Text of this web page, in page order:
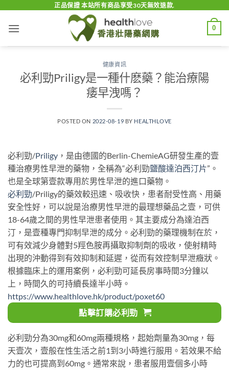
content
正品保證 本站所有商品享受30天無效退款.
0
健康資訊
必利勁Priligy是一種什麽藥？能治療陽
痿早洩嗎？
POSTED ON 2022-08-19 BY HEALTHLOVE
必利勁/Priligy ，是由德國的Berlin-ChemieAG研發生產的壹
種治療男性早泄的藥物，全稱為“必利勁鹽酸達泊西汀片”。
也是全球第壹款專用於男性早泄的進口藥物。
必利勁/Priligy的藥效較迅速、吸收快，患者耐受性高、用藥
安全性好，可以說是治療男性早泄的最理想藥品之壹，可供
18-64歲之間的男性早泄患者使用。其主要成分為達泊西
汀，是壹種專門抑制早泄的成分。必利勁的藥理機制在於，
可有效減少身體對5羥色胺再攝取抑制劑的吸收，使射精時
出現的沖動得到有效抑制和延遲，從而有效控制早泄癥狀。
根據臨床上的運用案例，必利勁可延長房事時間3分鐘以
上，時間久的可持續長達半小時。
https://www.healthlove.hk/product/poxet60
點擊訂購必利勁
必利勁分為30mg和60mg兩種規格，起始劑量為30mg，每
天壹次，壹般在性生活之前1到3小時進行服用。若效果不給
力的也可提高到60mg。通常來說，患者服用壹個多小時